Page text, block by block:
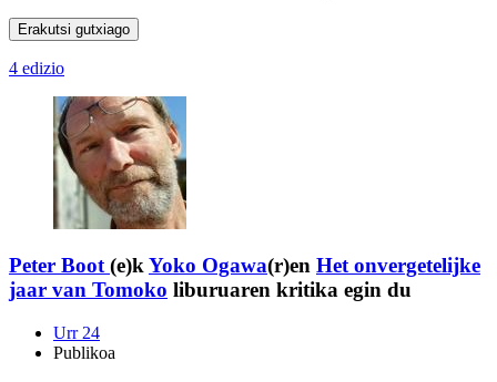
Erakutsi gutxiago
4 edizio
Peter Boot (e)kYoko Ogawa(r)en Het onvergetelijke
jaar van Tomoko liburuaren kritika egin du
Urr 24
Publikoa